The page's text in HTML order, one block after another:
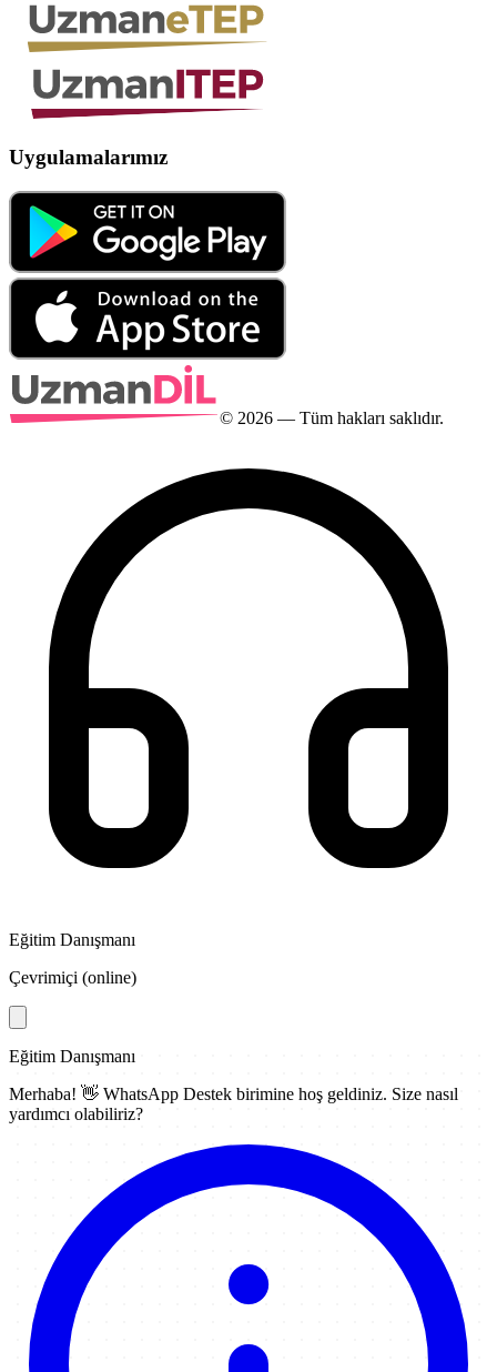
Uygulamalarımız
© 2026 — Tüm hakları saklıdır.
Eğitim Danışmanı
Çevrimiçi (online)
Eğitim Danışmanı
Merhaba! 👋 WhatsApp Destek birimine hoş geldiniz. Size nasıl
yardımcı olabiliriz?